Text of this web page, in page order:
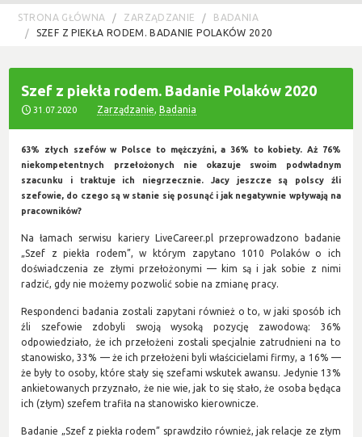
STRONA GŁÓWNA ZARZĄDZANIE
BADANIA
SZEF Z PIEKŁA RODEM. BADANIE POLAKÓW 2020
Szef z piekła rodem. Badanie Polaków 2020
31.07.2020 Zarządzanie,Badania
63% złych szefów w Polsce to mężczyźni, a 36% to kobiety. Aż 76%
niekompetentnych przełożonych nie okazuje swoim podwładnym
szacunku i traktuje ich niegrzecznie. Jacy jeszcze są polscy źli
szefowie, do czego są w stanie się posunąć i jak negatywnie wpływają na
pracowników?
Na łamach serwisu kariery LiveCareer.pl przeprowadzono badanie
„Szef z piekła rodem”, w którym zapytano 1010 Polaków o ich
doświadczenia ze złymi przełożonymi — kim są i jak sobie z nimi
radzić, gdy nie możemy pozwolić sobie na zmianę pracy.
Respondenci badania zostali zapytani również o to, w jaki sposób ich
źli szefowie zdobyli swoją wysoką pozycję zawodową: 36%
odpowiedziało, że ich przełożeni zostali specjalnie zatrudnieni na to
stanowisko, 33% — że ich przełożeni byli właścicielami firmy, a 16% —
że były to osoby, które stały się szefami wskutek awansu. Jedynie 13%
ankietowanych przyznało, że nie wie, jak to się stało, że osoba będąca
ich (złym) szefem trafiła na stanowisko kierownicze.
Badanie „Szef z piekła rodem” sprawdziło również, jak relacje ze złym